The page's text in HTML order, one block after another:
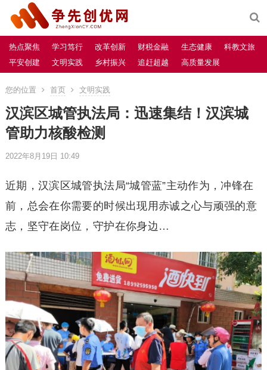
热点聚焦 学习笃行 改革创新 财税金融 生态健康
科教文旅
平安创建
文明实践 乡村振兴 追赶超越 高质量发展
您的位置 首页 文明实践
汉滨区城管执法局：迅速集结！汉滨城
管助力核酸检测
2022年8月19日 10:49
近期，汉滨区城管执法局“城管蓝”主动作为，冲锋在
前，总会在你需要的时候出现用赤诚之心与顽强的意
志，坚守在岗位，守护在你身边…